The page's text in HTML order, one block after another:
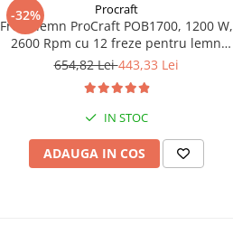
-32% Procraft
Freza lemn ProCraft POB1700, 1200 W,
2600 Rpm cu 12 freze pentru lemn
incluse in pachet
654,82 Lei443,33 Lei
IN STOC
ADAUGA IN COS